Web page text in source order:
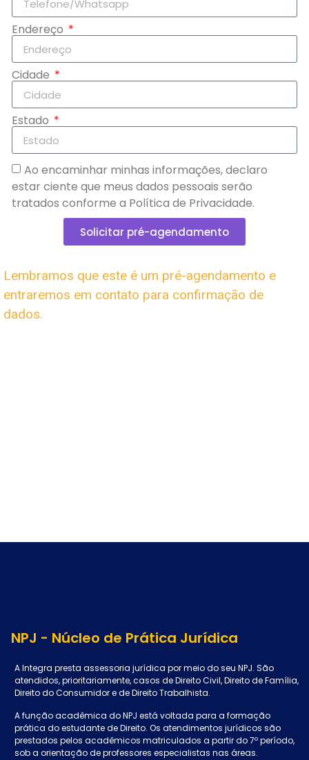
Endereço
Cidade
Estado
Ao encaminhar minhas informações, declaro
estar ciente que meus dados pessoais serão
tratados conforme a Política de Privacidade.
Solicitar pré-agendamento
Lembramos que este é um pré-agendamento e
entraremos em contato para confirmação de
dados.
NPJ - Núcleo de Prática Jurídica
A Integra presta assessoria jurídica por meio do seu NPJ. São
atendidos, prioritariamente, casos de Direito Civil, Direito de Família,
Direito do Consumidor e de Direito Trabalhista.
A função acadêmica do NPJ está voltada para a formação
prática do estudante de Direito. Os atendimentos jurídicos são
prestados pelos acadêmicos matriculados a partir do 7º período,
sob a orientação de professores especialistas nas áreas.